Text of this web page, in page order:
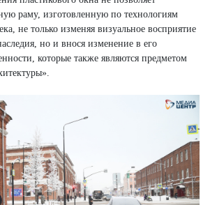
раму, изготовленную по технологиям
не только изменяя визуальное восприятие
но и внося изменение в его
которые также являются предметом